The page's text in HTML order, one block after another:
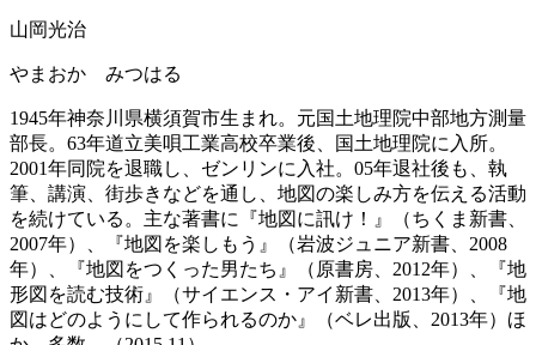
山岡光治
やまおか みつはる
1945年神奈川県横須賀市生まれ。元国土地理院中部地方測量
部長。63年道立美唄工業高校卒業後、国土地理院に入所。
2001年同院を退職し、ゼンリンに入社。05年退社後も、執
筆、講演、街歩きなどを通し、地図の楽しみ方を伝える活動
を続けている。主な著書に『地図に訊け！』（ちくま新書、
2007年）、『地図を楽しもう』（岩波ジュニア新書、2008
年）、『地図をつくった男たち』（原書房、2012年）、『地
形図を読む技術』（サイエンス・アイ新書、2013年）、『地
図はどのようにして作られるのか』（ベレ出版、2013年）ほ